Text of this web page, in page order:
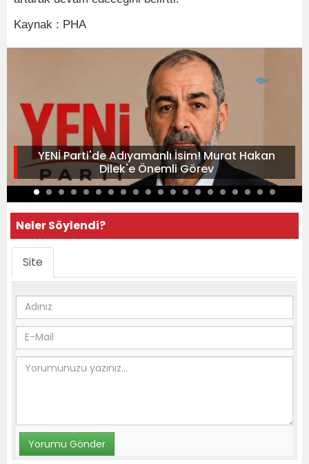
Kaynak : PHA
YENİ Parti'de Adıyamanlı İsim! Murat Hakan
Dilek'e Önemli Görev
Neler Söylendi?
Site